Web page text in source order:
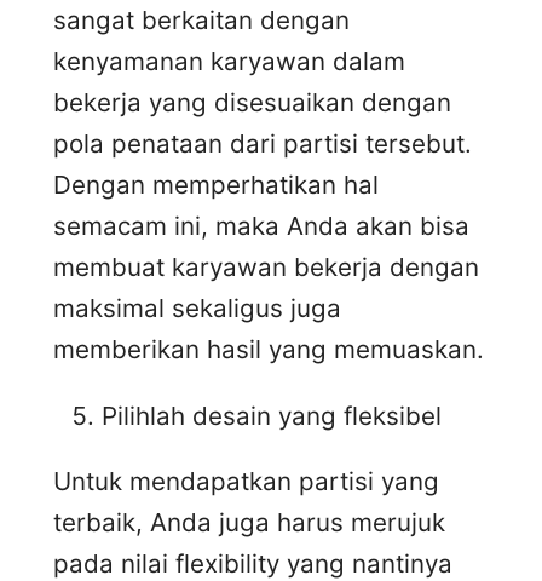
sangat berkaitan dengan
kenyamanan karyawan dalam
bekerja yang disesuaikan dengan
pola penataan dari partisi tersebut.
Dengan memperhatikan hal
semacam ini, maka Anda akan bisa
membuat karyawan bekerja dengan
maksimal sekaligus juga
memberikan hasil yang memuaskan.
Pilihlah desain yang fleksibel
Untuk mendapatkan partisi yang
terbaik, Anda juga harus merujuk
pada nilai flexibility yang nantinya